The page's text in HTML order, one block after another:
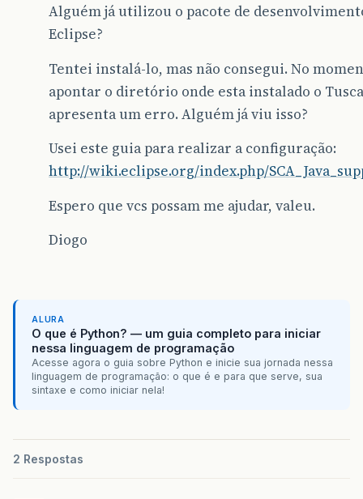
Alguém já utilizou o pacote de
Eclipse?
Tentei instalá-lo, mas não consegui. No
apontar o diretório onde esta instalado o
apresenta um erro. Alguém já viu isso?
Usei este guia para realizar a configuração:
http://wiki.eclipse.org/index.php/
Espero que vcs possam me ajudar, valeu.
Diogo
ALURA
O que é Python? — um guia completo para iniciar
nessa linguagem de programação
Acesse agora o guia sobre Python e inicie sua jornada nessa
linguagem de programação: o que é e para que serve, sua
sintaxe e como iniciar nela!
2 Respostas